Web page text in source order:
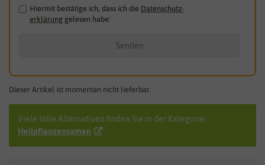
Hiermit bestätige ich, dass ich die Daten­schutz­
erklärunggelesen habe.*
Senden
Dieser Artikel ist momentan nicht lieferbar.
Viele tolle Alternativen finden Sie in der Kategorie:
Heilpflanzensamen